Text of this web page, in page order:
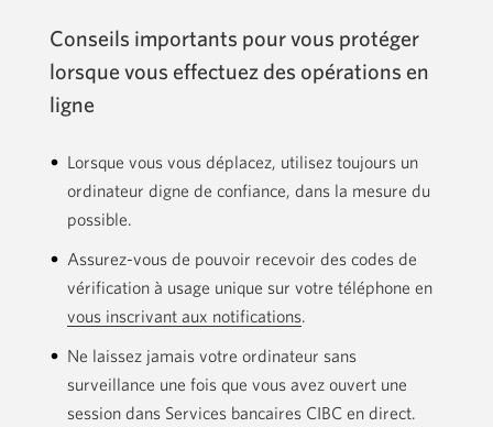
Conseils importants pour vous protéger
lorsque vous effectuez des opérations en
ligne
Lorsque vous vous déplacez, utilisez toujours un
ordinateur digne de confiance, dans la mesure du
possible.
Assurez-vous de pouvoir recevoir des codes de
vérification à usage unique sur votre téléphone en
vous inscrivant aux notifications.
Ne laissez jamais votre ordinateur sans
surveillance une fois que vous avez ouvert une
session dans Services bancaires CIBC en direct.